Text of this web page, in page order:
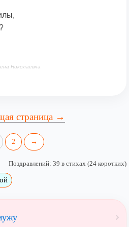
Николаевна
страница →
2 →
Поздравлений: 39 в стихах (24 коротких)